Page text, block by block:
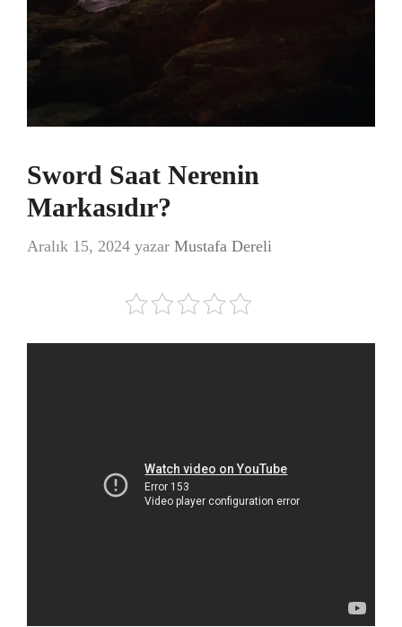
Sword Saat Nerenin
Markasıdır?
Aralık 15, 2024 yazar Mustafa Dereli